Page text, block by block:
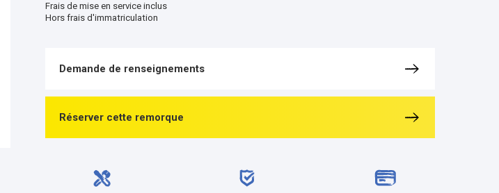
Frais de mise en service inclus
Hors frais d'immatriculation
Demande de renseignements
Réserver cette remorque